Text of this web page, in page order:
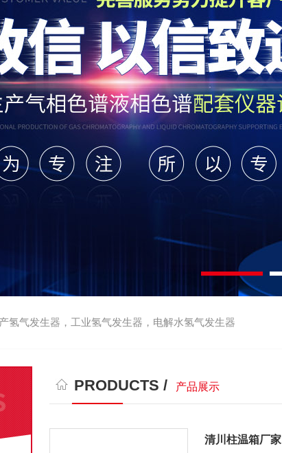
氢气发生器，工业氢气发生器，电解水氢气发生器
PRODUCTS / 产品展示
清川柱温箱厂家